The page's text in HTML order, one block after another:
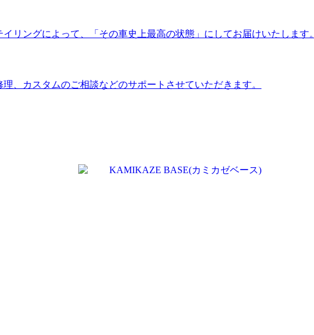
リングによって、「その車史上最高の状態」にしてお届けいたします。
、カスタムのご相談などのサポートさせていただきます。